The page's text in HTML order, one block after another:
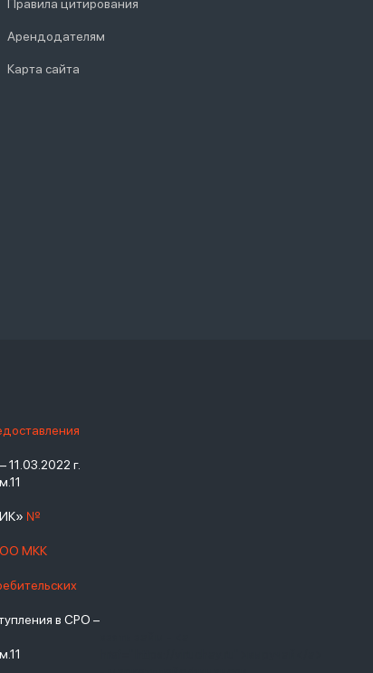
Правила цитирования
Арендодателям
Карта сайта
г.
№
МКК
в СРО –